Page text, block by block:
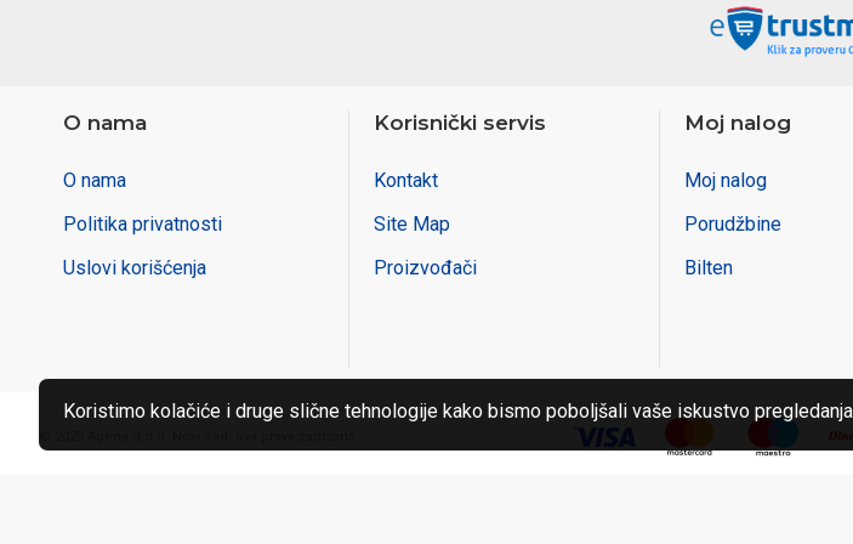
O nama
O nama
Politika privatnosti
Uslovi korišćenja
Korisnički servis
Kontakt
Site Map
Proizvođači
Moj nalog
Moj nalog
Porudžbine
Bilten
Koristimo kolačiće i druge slične tehnologije kako bismo poboljšali vaše iskustvo